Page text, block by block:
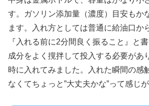
す。ガソリン添加量（濃度）目安もか
ます。入れ方としては普通に給油口か
『入れる前に2分間良く振ること』と
成分をよく撹拌して投入する必要があ
時に入れてみました。入れた瞬間の感
なくてちょっと”大丈夫かな”って感じが